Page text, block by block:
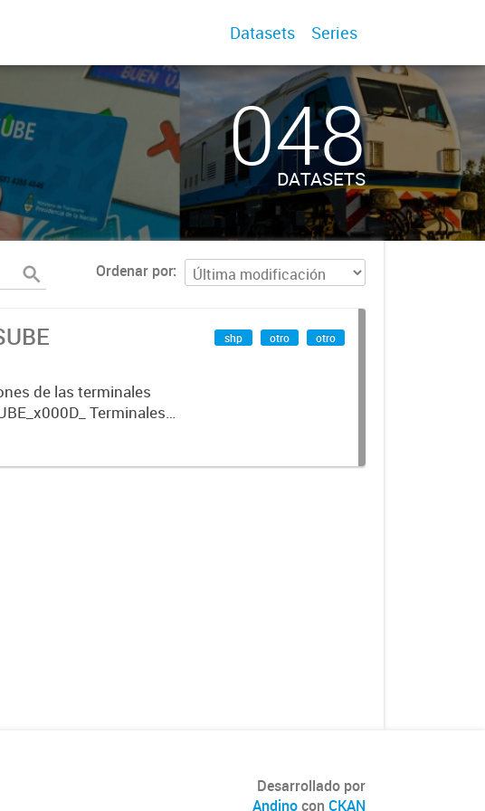
Datasets Series
048
DATASETS
Ordenar por
de las terminales
Terminales
shp otro otro
Desarrollado por
Andinocon CKAN